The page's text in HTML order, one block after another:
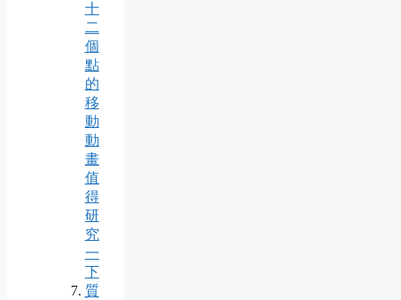
十
二
個
點
的
移
動
動
畫
值
得
研
究
一
下
質